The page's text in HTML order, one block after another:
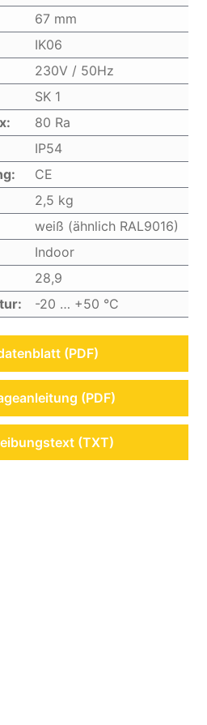
67 mm
IK06
230V / 50Hz
SK 1
80 Ra
IP54
CE
2,5 kg
weiß (ähnlich RAL9016)
Indoor
28,9
-20 … +50 °C
(PDF)
(PDF)
(TXT)